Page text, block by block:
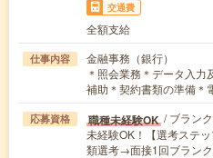
交通費
全額支給
仕事内容
金融事務（銀行）
＊照会業務＊データ入
補助＊契約書類の準備
応募資格 職種未経験OK / ブラン
未経験OK！【選考ステ
類選考→面接1回ブラン